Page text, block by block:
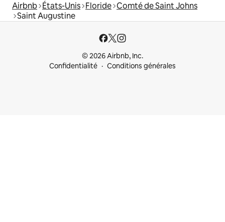
Airbnb États-Unis Floride Comté de Saint Johns
Saint Augustine
© 2026 Airbnb, Inc.
Confidentialité
Conditions générales